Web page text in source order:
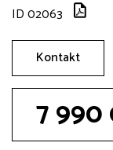
ID 02063
Kontakt
7